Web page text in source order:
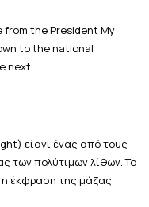
from the President My
to the national
next
είανι ένας από τους
των πολύτιμων λίθων. Το
η έκφραση της μάζας